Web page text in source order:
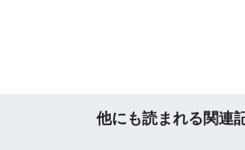
他にも読まれる関連